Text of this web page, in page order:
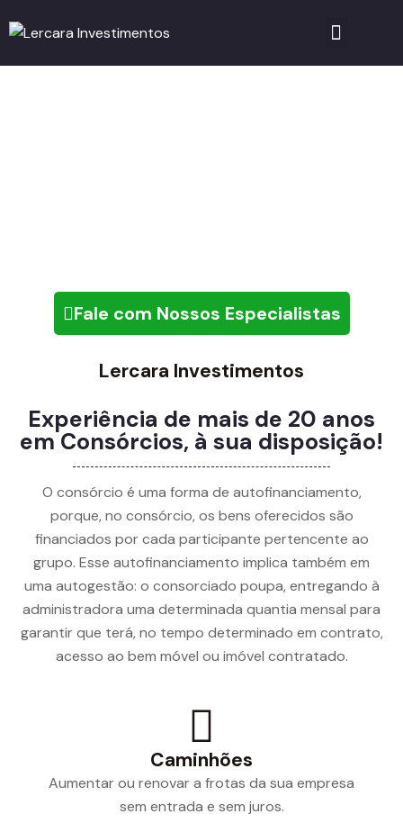
Fale com Nossos Especialistas
Lercara Investimentos
Experiência de mais de 20 anos
em Consórcios, à sua disposição!
O consórcio é uma forma de autofinanciamento,
porque, no consórcio, os bens oferecidos são
financiados por cada participante pertencente ao
grupo. Esse autofinanciamento implica também em
uma autogestão: o consorciado poupa, entregando à
administradora uma determinada quantia mensal para
garantir que terá, no tempo determinado em contrato,
acesso ao bem móvel ou imóvel contratado.
Caminhões
Aumentar ou renovar a frotas da sua empresa
sem entrada e sem juros.